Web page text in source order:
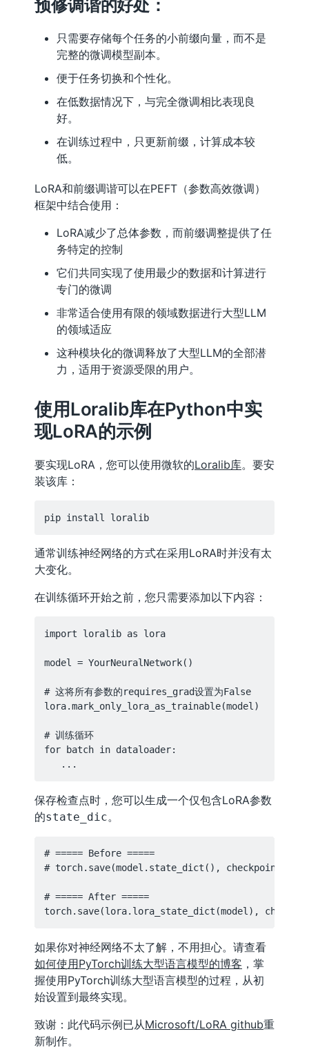
预修调谐的好处：
只需要存储每个任务的小前缀向量，而不是
完整的微调模型副本。
便于任务切换和个性化。
在低数据情况下，与完全微调相比表现良
好。
在训练过程中，只更新前缀，计算成本较
低。
LoRA和前缀调谐可以在PEFT（参数高效微调）
框架中结合使用：
LoRA减少了总体参数，而前缀调整提供了任
务特定的控制
它们共同实现了使用最少的数据和计算进行
专门的微调
非常适合使用有限的领域数据进行大型LLM
的领域适应
这种模块化的微调释放了大型LLM的全部潜
力，适用于资源受限的用户。
使用Loralib库在Python中实
现LoRA的示例
要实现LoRA，您可以使用微软的Loralib库。要安
装该库：
通常训练神经网络的方式在采用LoRA时并没有太
大变化。
在训练循环开始之前，您只需要添加以下内容：
import loralib as lora
model = YourNeuralNetwork()
# 这将所有参数的requires_grad设置为False
lora.mark_only_lora_as_trainable(model)
# 训练循环
for batch in dataloader:
保存检查点时，您可以生成一个仅包含LoRA参数
的state_dic。
# ===== Before =====
# torch.save(model.state_dict(),
# ===== After =====
如果你对神经网络不太了解，不用担心。请查看
如何使用PyTorch训练大型语言模型的博客 ，掌
握使用PyTorch训练大型语言模型的过程，从初
始设置到最终实现。
致谢：此代码示例已从Microsoft/LoRA github重
新制作。